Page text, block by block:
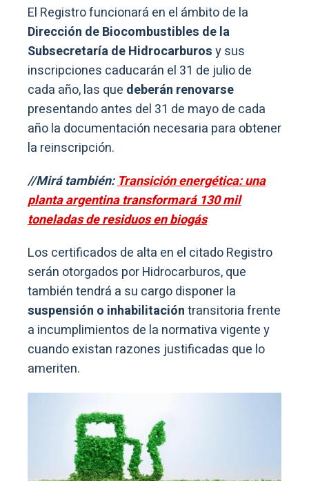
El Registro funcionará en el ámbito de la
Dirección de Biocombustibles de la
Subsecretaría de Hidrocarburosy sus
inscripciones caducarán el 31 de julio de
cada año, las que deberán renovarse
presentando antes del 31 de mayo de cada
año la documentación necesaria para obtener
la reinscripción.
//Mirá también:Transición energética: una
planta argentina transformará 130 mil
toneladas de residuos en biogás
Los certificados de alta en el citado Registro
serán otorgados por Hidrocarburos, que
también tendrá a su cargo disponer la
suspensión o inhabilitacióntransitoria frente
a incumplimientos de la normativa vigente y
cuando existan razones justificadas que lo
ameriten.